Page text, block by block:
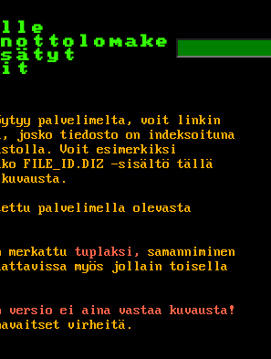
palvelimelta, voit linkin
josko tiedosto on indeksoituna
Voit esimerkiksi
FILE_ID.DIZ -sisältö tällä
otettu palvelimella olevasta
merkattu tuplaksi,
samanniminen
myös jollain toisella
versio ei aina vastaa kuvausta!
virheitä.